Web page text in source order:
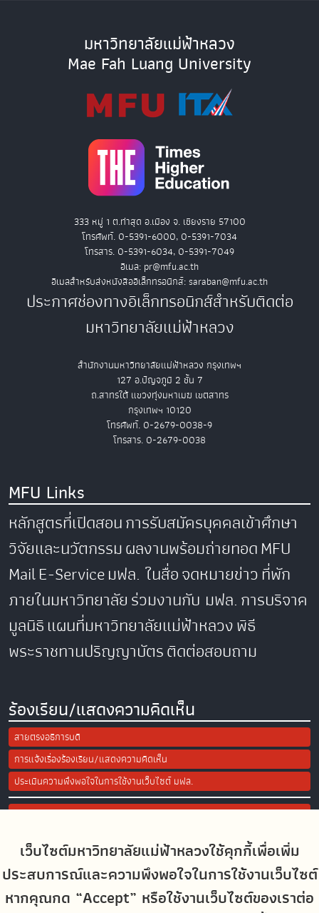
เว็บไซต์มหาวิทยาลัยแม่ฟ้าหลวงใช้คุกกี้เพื่อเพิ่ม
ประสบการณ์และความพึงพอใจในการใช้งานเว็บไซต์
หากคุณกด “Accept” หรือใช้งานเว็บไซต์ของเราต่อ
มหาวิทยาลัยแม่ฟ้าหลวง
Mae Fah Luang University
333 หมู่ 1 ต.ท่าสุด อ.เมือง จ. เชียงราย 57100
โทรศัพท์. 0-5391-6000, 0-5391-7034
โทรสาร. 0-5391-6034, 0-5391-7049
อีเมล: pr@mfu.ac.th
อีเมลสำหรับส่งหนังสืออิเล็กทรอนิกส์: saraban@mfu.ac.th
ประกาศช่องทางอิเล็กทรอนิกส์สำหรับติดต่อ
มหาวิทยาลัยแม่ฟ้าหลวง
สำนักงานมหาวิทยาลัยแม่ฟ้าหลวง กรุงเทพฯ
127 อ.ปัญจภูมิ 2 ชั้น 7
ถ.สาทรใต้ แขวงทุ่งมหาเมฆ เขตสาทร
กรุงเทพฯ 10120
โทรศัพท์. 0-2679-0038-9
โทรสาร. 0-2679-0038
MFU Links
หลักสูตรที่เปิดสอนการรับสมัครบุคคลเข้าศึกษา
วิจัยและนวัตกรรมผลงานพร้อมถ่ายทอดMFU
MailE-Serviceมฟล. ในสื่อจดหมายข่าวที่พัก
ภายในมหาวิทยาลัยร่วมงานกับ มฟล.การบริจาค
มูลนิธิแผนที่มหาวิทยาลัยแม่ฟ้าหลวงพิธี
พระราชทานปริญญาบัตรติดต่อสอบถาม
ร้องเรียน/แสดงความคิดเห็น
สายตรงอธิการบดี
การแจ้งเรื่องร้องเรียน/แสดงความคิดเห็น
ประเมินความพึงพอใจในการใช้งานเว็บไซต์ มฟล.
Site Map
Social Media